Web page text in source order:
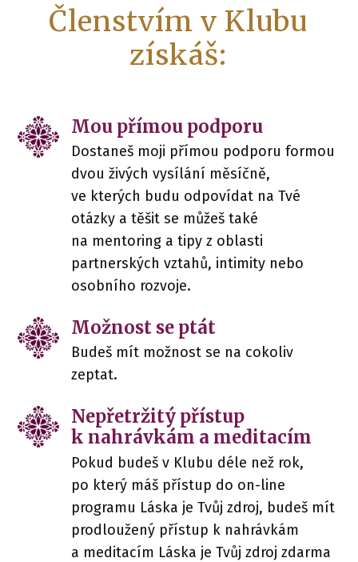
Členstvím v Klubu
získáš:
Mou přímou podporu
Dostaneš moji přímou podporu formou
dvou živých vysílání měsíčně,
ve kterých budu odpovídat na Tvé
otázky a těšit se můžeš také
na mentoring a tipy z oblasti
partnerských vztahů, intimity nebo
osobního rozvoje.
Možnost se ptát
Budeš mít možnost se na cokoliv
zeptat.
Nepřetržitý přístup
k nahrávkám a meditacím
Pokud budeš v Klubu déle než rok,
po který máš přístup do on-line
programu Láska je Tvůj zdroj, budeš mít
prodloužený přístup k nahrávkám
a meditacím Láska je Tvůj zdroj zdarma